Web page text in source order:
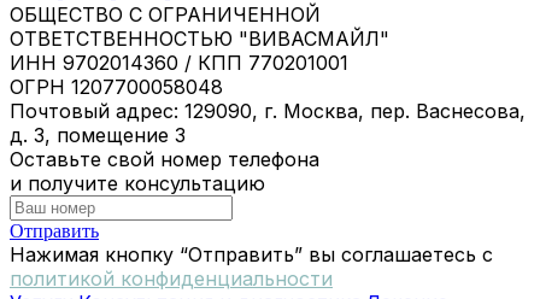
ОБЩЕСТВО С ОГРАНИЧЕННОЙ
ОТВЕТСТВЕННОСТЬЮ "ВИВАСМАЙЛ"
ИНН 9702014360 / КПП 770201001
ОГРН 1207700058048
Почтовый адрес: 129090, г. Москва, пер. Васнесова,
д. 3, помещение 3
Оставьте свой номер телефона
и получите консультацию
Отправить
Нажимая кнопку “Отправить” вы соглашаетесь с
политикой конфиденциальности